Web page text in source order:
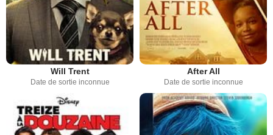
Will Trent
Date de sortie inconnue
After All
Date de sortie inconnue